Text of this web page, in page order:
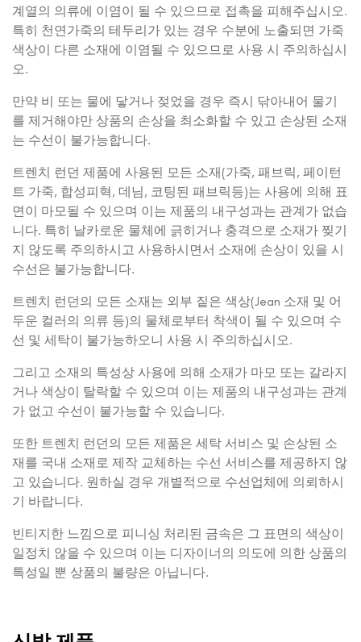
계열의 의류에 이염이 될 수 있으므로 접촉을 피해주십시오.
특히 천연가죽의 테두리가 있는 경우 수분에 노출되면 가죽
색상이 다른 소재에 이염될 수 있으므로 사용 시 주의하십시
오.
만약 비 또는 물에 닿거나 젖었을 경우 즉시 닦아내어 물기
를 제거해야만 상품의 손상을 최소화할 수 있고 손상된 소재
는 수선이 불가능합니다.
트렌치 런던 제품에 사용된 모든 소재(가죽, 패브릭, 페이턴
트 가죽, 합성피혁, 데님, 코팅된 패브릭등)는 사용에 의해 표
면이 마모될 수 있으며 이는 제품의 내구성과는 관계가 없습
니다. 특히 날카로운 물체에 긁히거나 충격으로 소재가 찢기
지 않도록 주의하시고 사용하시면서 소재에 손상이 있을 시
수선은 불가능합니다.
트렌치 런던의 모든 소재는 외부 짙은 색상(Jean 소재 및 어
두운 컬러의 의류 등)의 물체로부터 착색이 될 수 있으며 수
선 및 세탁이 불가능하오니 사용 시 주의하십시오.
그리고 소재의 특성상 사용에 의해 소재가 마모 또는 갈라지
거나 색상이 탈락할 수 있으며 이는 제품의 내구성과는 관계
가 없고 수선이 불가능할 수 있습니다.
또한 트렌치 런던의 모든 제품은 세탁 서비스 및 손상된 소
재를 국내 소재로 제작 교체하는 수선 서비스를 제공하지 않
고 있습니다. 원하실 경우 개별적으로 수선업체에 의뢰하시
기 바랍니다.
빈티지한 느낌으로 피니싱 처리된 금속은 그 표면의 색상이
일정치 않을 수 있으며 이는 디자이너의 의도에 의한 상품의
특성일 뿐 상품의 불량은 아닙니다.